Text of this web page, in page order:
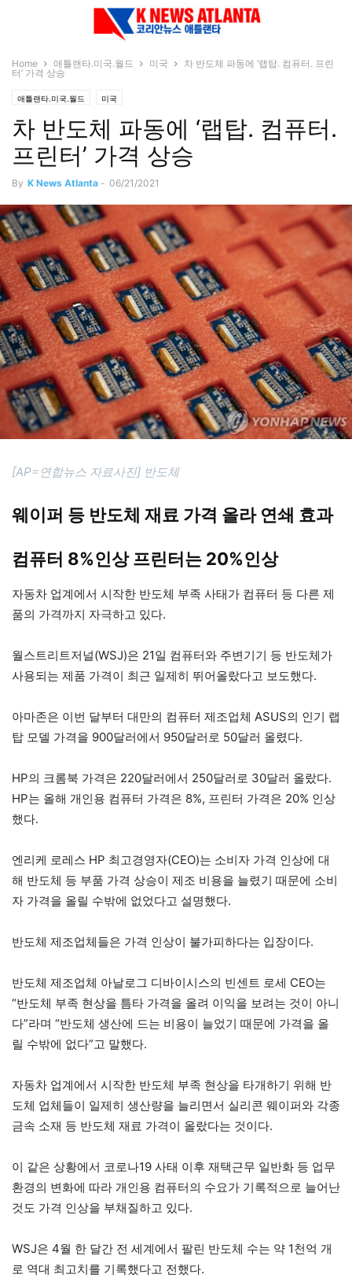
Home 애틀랜타.미국.월드 미국
차 반도체 파동에 ‘랩탑. 컴퓨터. 프린
터’ 가격 상승
애틀랜타.미국.월드 미국
차 반도체 파동에 ‘랩탑. 컴퓨터.
프린터’ 가격 상승
By K News Atlanta - 06/21/2021
[AP=연합뉴스 자료사진] 반도체
웨이퍼 등 반도체 재료 가격 올라 연쇄 효과
컴퓨터 8%인상 프린터는 20%인상
자동차 업계에서 시작한 반도체 부족 사태가 컴퓨터 등 다른 제
품의 가격까지 자극하고 있다.
월스트리트저널(WSJ)은 21일 컴퓨터와 주변기기 등 반도체가
사용되는 제품 가격이 최근 일제히 뛰어올랐다고 보도했다.
아마존은 이번 달부터 대만의 컴퓨터 제조업체 ASUS의 인기 랩
탑 모델 가격을 900달러에서 950달러로 50달러 올렸다.
HP의 크롬북 가격은 220달러에서 250달러로 30달러 올랐다.
HP는 올해 개인용 컴퓨터 가격은 8%, 프린터 가격은 20% 인상
했다.
엔리케 로레스 HP 최고경영자(CEO)는 소비자 가격 인상에 대
해 반도체 등 부품 가격 상승이 제조 비용을 늘렸기 때문에 소비
자 가격을 올릴 수밖에 없었다고 설명했다.
반도체 제조업체들은 가격 인상이 불가피하다는 입장이다.
반도체 제조업체 아날로그 디바이시스의 빈센트 로세 CEO는
“반도체 부족 현상을 틈타 가격을 올려 이익을 보려는 것이 아니
다”라며 “반도체 생산에 드는 비용이 늘었기 때문에 가격을 올
릴 수밖에 없다”고 말했다.
자동차 업계에서 시작한 반도체 부족 현상을 타개하기 위해 반
도체 업체들이 일제히 생산량을 늘리면서 실리콘 웨이퍼와 각종
금속 소재 등 반도체 재료 가격이 올랐다는 것이다.
이 같은 상황에서 코로나19 사태 이후 재택근무 일반화 등 업무
환경의 변화에 따라 개인용 컴퓨터의 수요가 기록적으로 늘어난
것도 가격 인상을 부채질하고 있다.
WSJ은 4월 한 달간 전 세계에서 팔린 반도체 수는 약 1천억 개
로 역대 최고치를 기록했다고 전했다.